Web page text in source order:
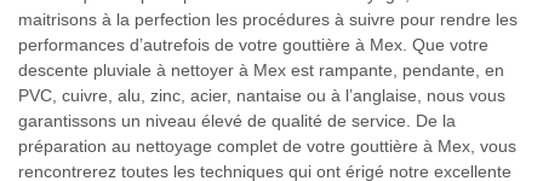
maitrisons à la perfection les procédures à suivre pour rendre les
performances d’autrefois de votre gouttière à Mex. Que votre
descente pluviale à nettoyer à Mex est rampante, pendante, en
PVC, cuivre, alu, zinc, acier, nantaise ou à l’anglaise, nous vous
garantissons un niveau élevé de qualité de service. De la
préparation au nettoyage complet de votre gouttière à Mex, vous
rencontrerez toutes les techniques qui ont érigé notre excellente